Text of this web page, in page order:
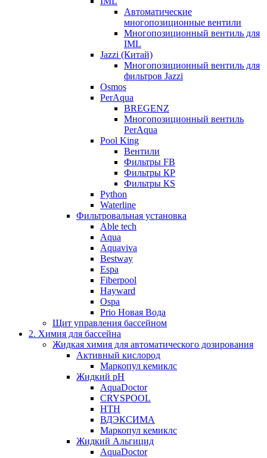
Автоматические
многопозиционные вентили
Многопозиционный вентиль для
IML
Jazzi (Китай)
Многопозиционный вентиль для
фильтров Jazzi
Osmos
PerAqua
BREGENZ
Многопозиционный вентиль
PerAqua
Pool King
Вентили
Фильтры FB
Фильтры КP
Фильтры КS
Python
Waterline
Фильтровальная установка
Able tech
Aqua
Aquaviva
Bestway
Espa
Fiberpool
Hayward
Ospa
Prio Новая Вода
Щит управления бассейном
2. Химия для бассейна
Жидкая химия для автоматического дозирования
Активный кислород
Маркопул кемиклс
Жидкий pH
AquaDoctor
CRYSPOOL
HTH
ВДЭКСИМА
Маркопул кемиклс
Жидкий Альгицид
AquaDoctor